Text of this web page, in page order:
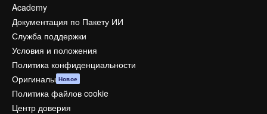
Academy
Документация по Пакету ИИ
Служба поддержки
Условия и положения
Политика конфиденциальности
Оригиналы Новое
Политика файлов cookie
Центр доверия